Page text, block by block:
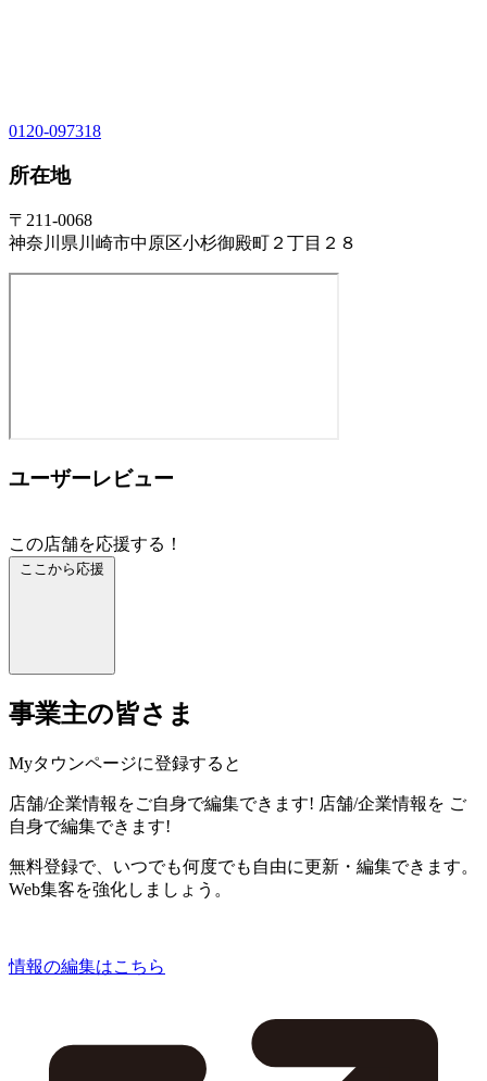
0120-097318
所在地
〒211-0068
神奈川県川崎市中原区小杉御殿町２丁目２８
ユーザーレビュー
この店舗を応援する！
ここから応援
事業主の皆さま
Myタウンページに登録すると
店舗/企業情報をご自身で編集できます! 店舗/企業情報を ご
自身で編集できます!
無料登録で、いつでも何度でも自由に更新・編集できます。
Web集客を強化しましょう。
情報の編集はこちら